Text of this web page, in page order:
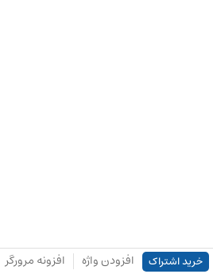
خرید اشتراک افزودن واژه افزونه مرورگر